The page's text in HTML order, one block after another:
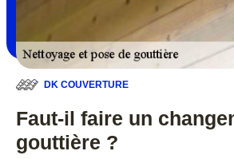
DK COUVERTURE
Faut-il faire un
gouttière ?